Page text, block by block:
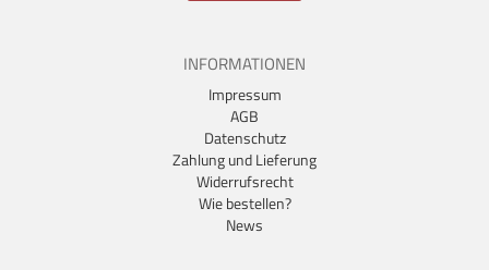
INFORMATIONEN
Impressum
AGB
Datenschutz
Zahlung und Lieferung
Widerrufsrecht
Wie bestellen?
News